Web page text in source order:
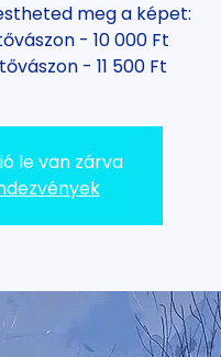
meg a képet:
- 10 000 Ft
- 11 500 Ft
le van zárva